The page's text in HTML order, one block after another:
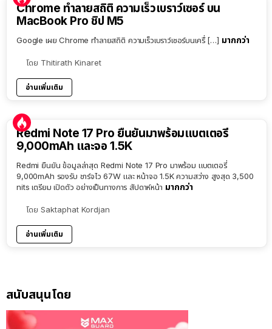
Chrome ทำลายสถิติ ความเร็วเบราว์เซอร์ บน
MacBook Pro ชิป M5
Google เผย Chrome ทำลายสถิติ ความเร็วเบราว์เซอร์บนเครื่ […] มากกว่า
โดย Thitirath Kinaret
อ่านเพิ่มเติม
Redmi Note 17 Pro ยืนยันมาพร้อมแบตเตอรี่
9,000mAh และจอ 1.5K
Redmi ยืนยัน ข้อมูลล่าสุด Redmi Note 17 Pro มาพร้อม แบตเตอรี่
9,000mAh รองรับ ชาร์จไว 67W และ หน้าจอ 1.5K ความสว่าง สูงสุด 3,500
nits เตรียม เปิดตัว อย่างเป็นทางการ สัปดาห์หน้า มากกว่า
โดย Saktaphat Kordjan
อ่านเพิ่มเติม
สนับสนุนโดย